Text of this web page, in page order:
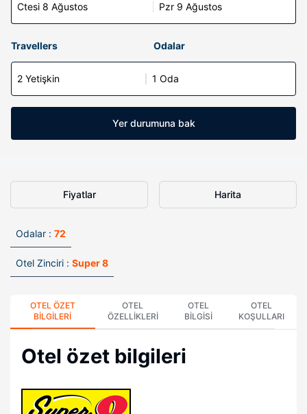
Ctesi 8 Ağustos Pzr 9 Ağustos
Travellers Odalar
2 Yetişkin 1 Oda
Yer durumuna bak
Fiyatlar Harita
Odalar : 72
Otel Zinciri : Super 8
OTEL ÖZET
BILGILERI
OTEL
ÖZELLIKLERI
OTEL
BILGISI
OTEL
KOŞULLARI
Otel özet bilgileri